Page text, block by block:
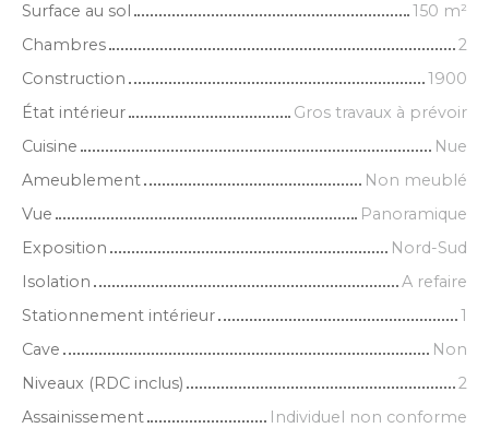
Surface au sol
150 m²
Chambres
2
Construction
1900
État intérieur
Gros travaux à prévoir
Cuisine
Nue
Ameublement
Non meublé
Vue
Panoramique
Exposition
Nord-Sud
Isolation
A refaire
Stationnement intérieur
1
Cave
Non
Niveaux (RDC inclus)
2
Assainissement
Individuel non conforme